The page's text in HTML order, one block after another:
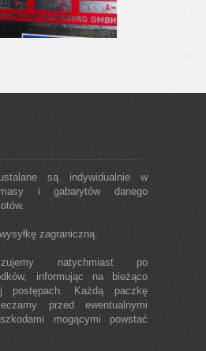
są indywidualnie w
i gabarytów danego
zagraniczną.
natychmiast po
informując na bieżąco
postępach. Każdą paczkę
przed ewentualnymi
mogącymi powstać